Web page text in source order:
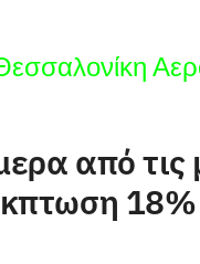
από τις